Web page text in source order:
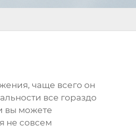
, чаще всего он
все гораздо
вы можете
не совсем